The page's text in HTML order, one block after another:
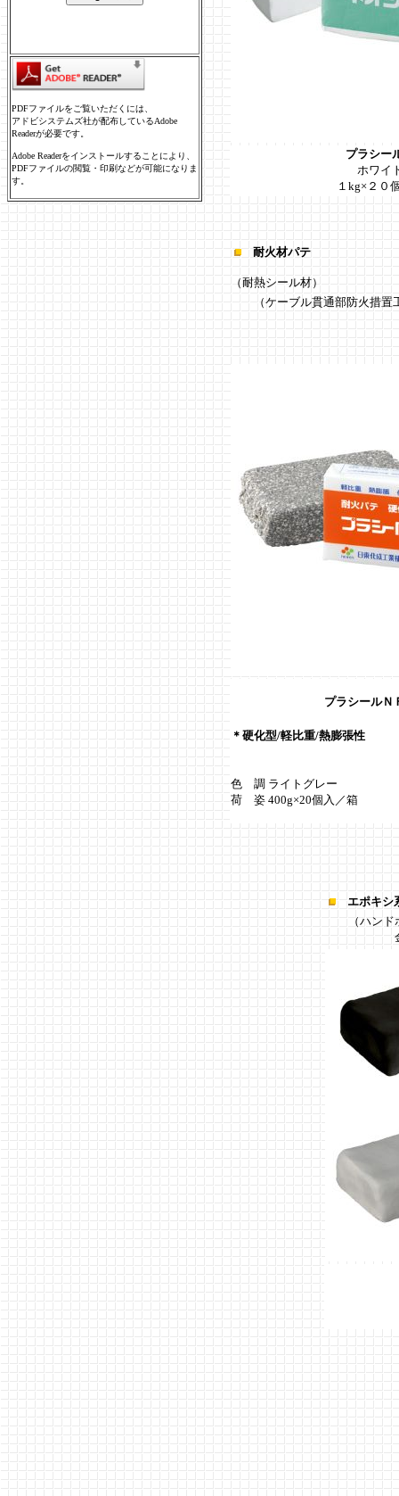
PDFファイルをご覧いただくには、
アドビシステムズ社が配布しているAdobe
Readerが必要です。
Adobe Readerをインストールすることにより、
PDFファイルの閲覧・印刷などが可能になりま
す。
プラシー
ホワイ
１kg×２０
耐火材パテ
（耐熱シール材）
（ケーブル貫通部防火措置
プラシールＮ
＊硬化型/軽比重/熱膨張性
色 調 ライトグレー
荷 姿 400g×20個入／箱
エポキ
（ハンドホ
金属・塩